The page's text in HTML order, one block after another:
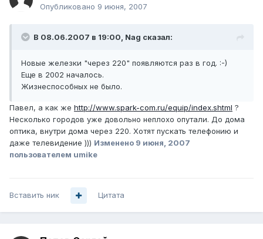
Опубликовано 9 июня, 2007
В 08.06.2007 в 19:00, Nag сказал:
Новые железки "через 220" появляются раз в год. :-)
Еще в 2002 началось.
Жизнеспособных не было.
Павел, а как же http://www.spark-com.ru/equip/index.shtml ?
Несколько городов уже довольно неплохо опутали. До дома
оптика, внутри дома через 220. Хотят пускать телефонию и
даже телевидение ))) Изменено 9 июня, 2007
пользователем umike
Вставить ник Цитата